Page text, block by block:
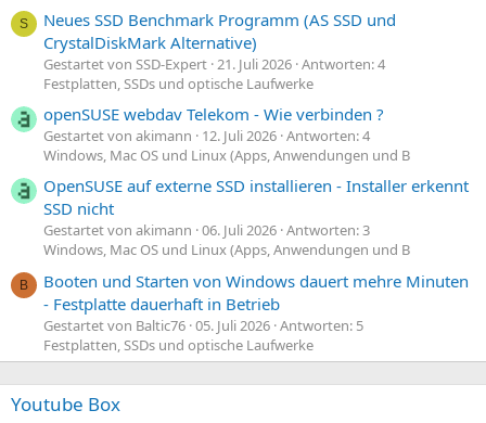
S
Neues SSD Benchmark Programm (AS SSD und
CrystalDiskMark Alternative)
Gestartet von SSD-Expert 21. Juli 2026 Antworten: 4
Festplatten, SSDs und optische Laufwerke
openSUSE webdav Telekom - Wie verbinden ?
Gestartet von akimann 12. Juli 2026 Antworten: 4
Windows, Mac OS und Linux (Apps, Anwendungen und B
OpenSUSE auf externe SSD installieren - Installer erkennt
SSD nicht
Gestartet von akimann 06. Juli 2026 Antworten: 3
Windows, Mac OS und Linux (Apps, Anwendungen und B
B
Booten und Starten von Windows dauert mehre Minuten
- Festplatte dauerhaft in Betrieb
Gestartet von Baltic76 05. Juli 2026 Antworten: 5
Festplatten, SSDs und optische Laufwerke
Youtube Box